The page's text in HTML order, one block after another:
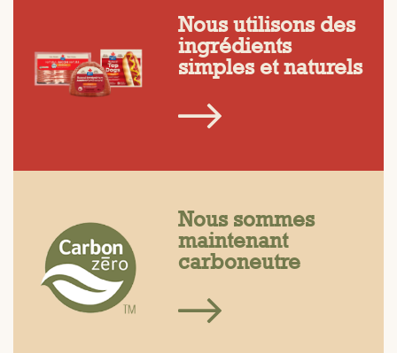
Nous utilisons des
ingrédients
simples et naturels
Nous sommes
maintenant
carboneutre